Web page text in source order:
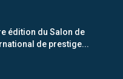
édition du Salon de
de prestige...